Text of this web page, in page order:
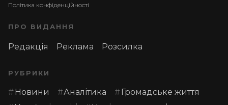
Політика конфіденційності
ПРО ВИДАННЯ
Редакція Реклама Розсилка
РУБРИКИ
Новини Аналітика
Громадське життя